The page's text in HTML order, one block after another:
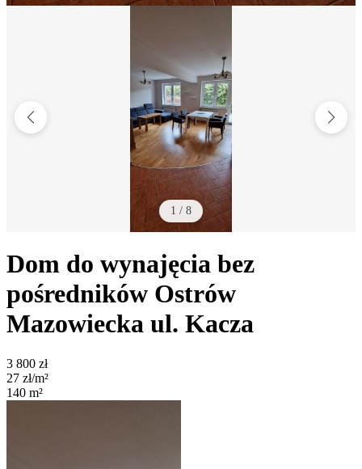
1 / 8
Dom do wynajęcia bez
pośredników Ostrów
Mazowiecka ul. Kacza
3 800 zł
27 zł/m²
140 m²